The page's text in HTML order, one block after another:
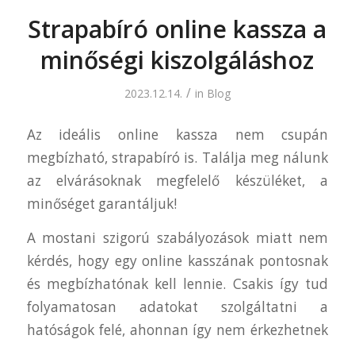
Strapabíró online kassza a
minőségi kiszolgáláshoz
2023.12.14. / in Blog
Az ideális online kassza nem csupán
megbízható, strapabíró is. Találja meg nálunk
az elvárásoknak megfelelő készüléket, a
minőséget garantáljuk!
A mostani szigorú szabályozások miatt nem
kérdés, hogy egy online kasszának pontosnak
és megbízhatónak kell lennie. Csakis így tud
folyamatosan adatokat szolgáltatni a
hatóságok felé, ahonnan így nem érkezhetnek